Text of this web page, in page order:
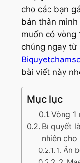
cho các bạn
bản thân
muốn có vòng
chúng ngay từ
bài viết này
Mục lục
Vòng 1
Bí quyết
nhiên cho
1. Ăn